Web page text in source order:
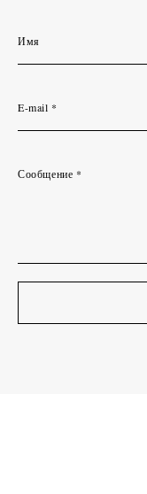
Имя
E-mail *
Сообщение *